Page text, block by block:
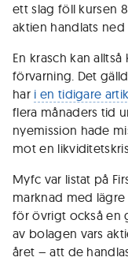
ett slag föll kursen
aktien handlats ned
En krasch kan
förvarning. Det
har i en tidigare
flera månaders tid
nyemission hade
mot en
Myfc var listat på
marknad med
för övrigt också en
av bolagen vars
året – att de